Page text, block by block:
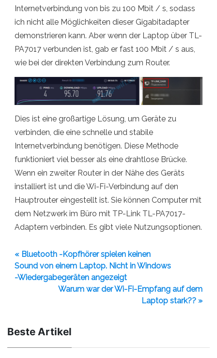
Internetverbindung von bis zu 100 Mbit / s, sodass
ich nicht alle Möglichkeiten dieser Gigabitadapter
demonstrieren kann. Aber wenn der Laptop über TL-
PA7017 verbunden ist, gab er fast 100 Mbit / s aus,
wie bei der direkten Verbindung zum Router.
Dies ist eine großartige Lösung, um Geräte zu
verbinden, die eine schnelle und stabile
Internetverbindung benötigen. Diese Methode
funktioniert viel besser als eine drahtlose Brücke.
Wenn ein zweiter Router in der Nähe des Geräts
installiert ist und die Wi-Fi-Verbindung auf den
Hauptrouter eingestellt ist. Sie können Computer mit
dem Netzwerk im Büro mit TP-Link TL-PA7017-
Adaptern verbinden. Es gibt viele Nutzungsoptionen.
« Bluetooth -Kopfhörer spielen keinen
Sound von einem Laptop. Nicht in Windows
-Wiedergabegeräten angezeigt
Warum war der Wi-Fi-Empfang auf dem
Laptop stark?? »
Beste Artikel